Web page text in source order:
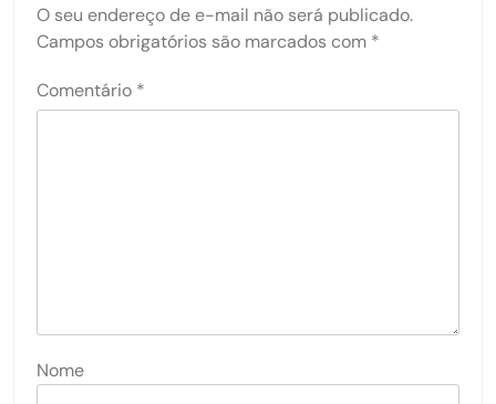
O seu endereço de e-mail não será publicado.
Campos obrigatórios são marcados com *
Comentário *
Nome